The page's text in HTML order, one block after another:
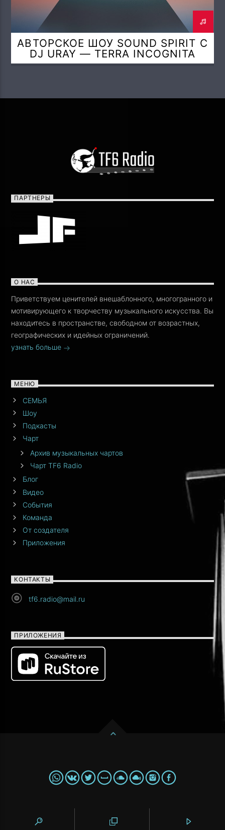
АВТОРСКОЕ ШОУ SOUND SPIRIT С
DJ URAY — TERRA INCOGNITA
(QUINTESSENCE SPIRIT MIX)
ПАРТНЕРЫ
О НАС
Приветствуем ценителей внешаблонного, многогранного и
мотивирующего к творчеству музыкального искусства. Вы
находитесь в пространстве, свободном от возрастных,
географических и идейных ограничений.
узнать больше
МЕНЮ
СЕМЬЯ
Шоу
Подкасты
Чарт
Архив музыкальных чартов
Чарт TF6 Radio
Блог
Видео
События
Команда
От создателя
Приложения
КОНТАКТЫ
tf6.radio@mail.ru
ПРИЛОЖЕНИЯ